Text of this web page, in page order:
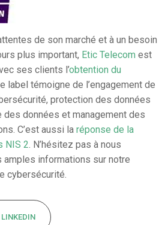
de son marché et à un besoin
plus important, Etic Telecom est
ses clients l’obtention du
label témoigne de l’engagement de
protection des données
données et management des
C’est aussi la réponse de la
NIS 2. N’hésitez pas à nous
amples informations sur notre
cybersécurité.
LINKEDIN